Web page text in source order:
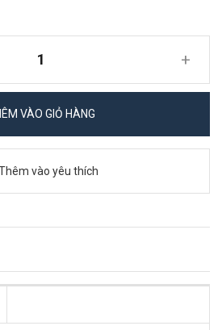
+
VÀO GIỎ HÀNG
vào yêu thích